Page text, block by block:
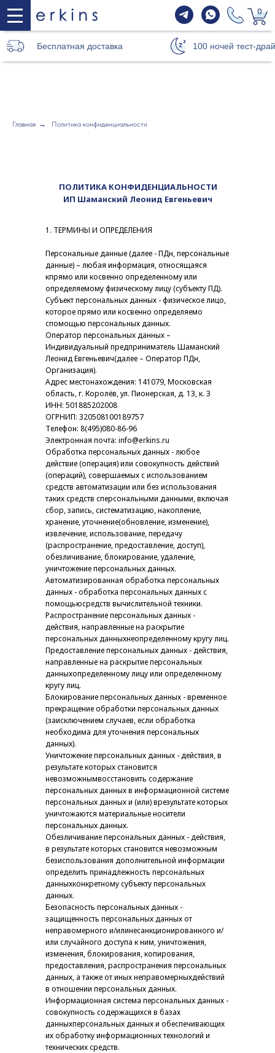
0
Бесплатная доставка 100 ночей тест-
Главная → Политика конфиденциальности
ПОЛИТИКА КОНФИДЕНЦИАЛЬНОСТИ
ИП Шаманский Леонид Евгеньевич
1. ТЕРМИНЫ И ОПРЕДЕЛЕНИЯ
Персональные данные (далее - ПДн, персональные
данные) – любая информация, относящаяся
кпрямо или косвенно определенному или
определяемому физическому лицу (субъекту ПД).
Субъект персональных данных - физическое лицо,
которое прямо или косвенно определяемо
спомощью персональных данных.
Оператор персональных данных –
Индивидуальный предприниматель Шаманский
Леонид Евгеньевич(далее – Оператор ПДн,
Организация).
Адрес местонахождения: 141079, Московская
область, г. Королёв, ул. Пионерская, д. 13, к. 3
ИНН: 501885202008
ОГРНИП: 320508100189757
Телефон: 8(495)080-86-96
Электронная почта: info@erkins.ru
Обработка персональных данных - любое
действие (операция) или совокупность действий
(операций), совершаемых с использованием
средств автоматизации или без использования
таких средств сперсональными данными, включая
сбор, запись, систематизацию, накопление,
хранение, уточнение(обновление, изменение),
извлечение, использование, передачу
(распространение, предоставление, доступ),
обезличивание, блокирование, удаление,
уничтожение персональных данных.
Автоматизированная обработка персональных
данных - обработка персональных данных с
помощьюсредств вычислительной техники.
Распространение персональных данных -
действия, направленные на раскрытие
персональных данныхнеопределенному кругу лиц.
Предоставление персональных данных - действия,
направленные на раскрытие персональных
данныхопределенному лицу или определенному
кругу лиц.
Блокирование персональных данных - временное
прекращение обработки персональных данных
(заисключением случаев, если обработка
необходима для уточнения персональных
данных).
Уничтожение персональных данных - действия, в
результате которых становится
невозможнымвосстановить содержание
персональных данных в информационной системе
персональных данных и (или) врезультате которых
уничтожаются материальные носители
персональных данных.
Обезличивание персональных данных - действия,
в результате которых становится невозможным
безиспользования дополнительной информации
определить принадлежность персональных
данныхконкретному субъекту персональных
данных.
Безопасность персональных данных -
защищенность персональных данных от
неправомерного и/илинесанкционированного и/
или случайного доступа к ним, уничтожения,
изменения, блокирования, копирования,
предоставления, распространения персональных
данных, а также от иных неправомерныхдействий
в отношении персональных данных.
Информационная система персональных данных -
совокупность содержащихся в базах
данныхперсональных данных и обеспечивающих
их обработку информационных технологий и
технических средств.